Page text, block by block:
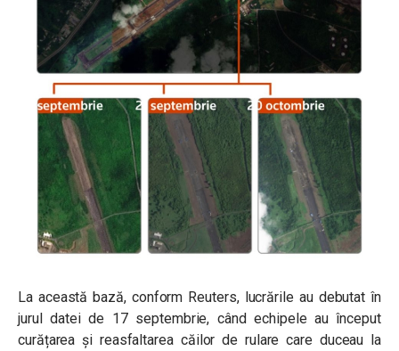
La această bază, conform Reuters, lucrările au debutat în
jurul datei de 17 septembrie, când echipele au început
curățarea și reasfaltarea căilor de rulare care duceau la